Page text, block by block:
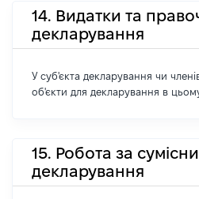
14. Видатки та
декларування
У суб'єкта декларування чи членів
об'єкти для декларування в цьому
15. Робота за
декларування